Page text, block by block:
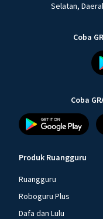
Selatan,
Coba
Coba
Produk Ruangguru
Ruangguru
Roboguru Plus
Dafa dan Lulu